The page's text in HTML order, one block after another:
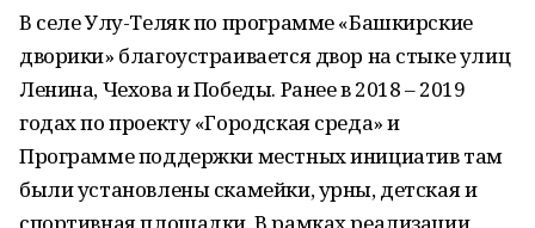
В селе Улу-Теляк по программе «Башкирские
дворики» благоустраивается двор на стыке улиц
Ленина, Чехова и Победы. Ранее в 2018 – 2019
годах по проекту «Городская среда» и
Программе поддержки местных инициатив там
были установлены скамейки, урны, детская и